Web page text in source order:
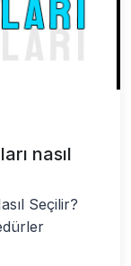
nasıl
Seçilir?